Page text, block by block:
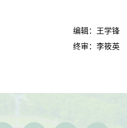
编辑：王学锋
终审：李筱英